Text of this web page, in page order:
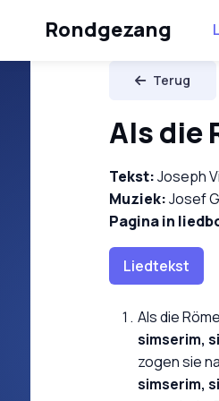
Rondgezang
Terug
Als die
Tekst:Joseph
Muziek:Josef
Pagina in
Liedtekst
Als die
simserim,
zogen sie
simserim,